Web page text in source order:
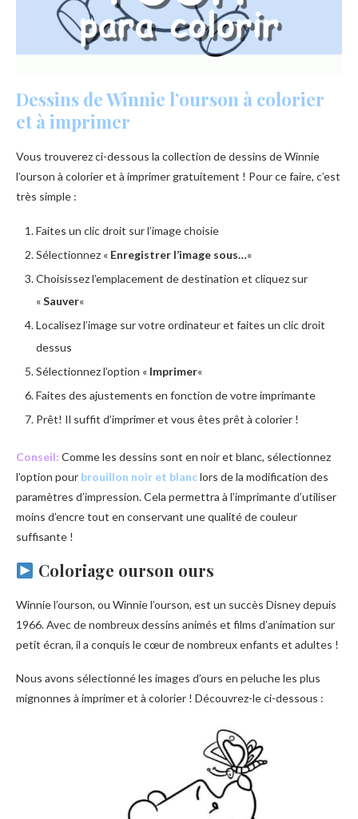
Dessins de Winnie l’ourson à colorier
et à imprimer
Vous trouverez ci-dessous la collection de dessins de Winnie
l’ourson à colorier et à imprimer gratuitement ! Pour ce faire, c’est
très simple :
Faites un clic droit sur l’image choisie
Sélectionnez « Enregistrer l’image sous…«
Choisissez l’emplacement de destination et cliquez sur
«Sauver«
Localisez l’image sur votre ordinateur et faites un clic droit
dessus
Sélectionnez l’option « Imprimer«
Faites des ajustements en fonction de votre imprimante
Prêt! Il suffit d’imprimer et vous êtes prêt à colorier !
Conseil: Comme les dessins sont en noir et blanc, sélectionnez
l’option pour brouillon noir et blanclors de la modification des
paramètres d’impression. Cela permettra à l’imprimante d’utiliser
moins d’encre tout en conservant une qualité de couleur
suffisante !
Coloriage ourson ours
Winnie l’ourson, ou Winnie l’ourson, est un succès Disney depuis
1966. Avec de nombreux dessins animés et films d’animation sur
petit écran, il a conquis le cœur de nombreux enfants et adultes !
Nous avons sélectionné les images d’ours en peluche les plus
mignonnes à imprimer et à colorier ! Découvrez-le ci-dessous :